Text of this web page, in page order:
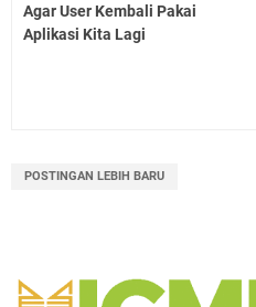
Agar User Kembali Pakai
Aplikasi Kita Lagi
POSTINGAN LEBIH BARU